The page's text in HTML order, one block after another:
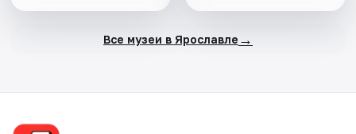
Все музеи в Ярославле →